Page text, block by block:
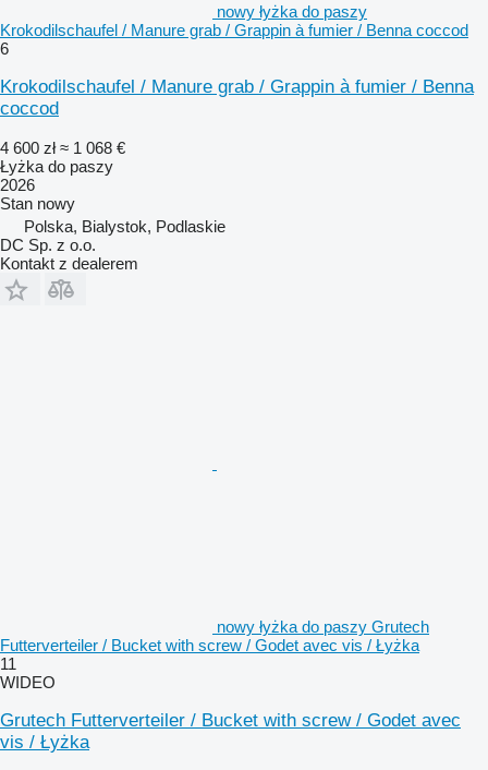
nowy łyżka do paszy
Krokodilschaufel / Manure grab / Grappin à fumier / Benna coccod
6
Krokodilschaufel / Manure grab / Grappin à fumier / Benna
coccod
4 600 zł ≈ 1 068 €
Łyżka do paszy
2026
Stan nowy
Polska, Bialystok, Podlaskie
DC Sp. z o.o.
Kontakt z dealerem
nowy łyżka do paszy Grutech
Futterverteiler / Bucket with screw / Godet avec vis / Łyżka
11
WIDEO
Grutech Futterverteiler / Bucket with screw / Godet avec
vis / Łyżka